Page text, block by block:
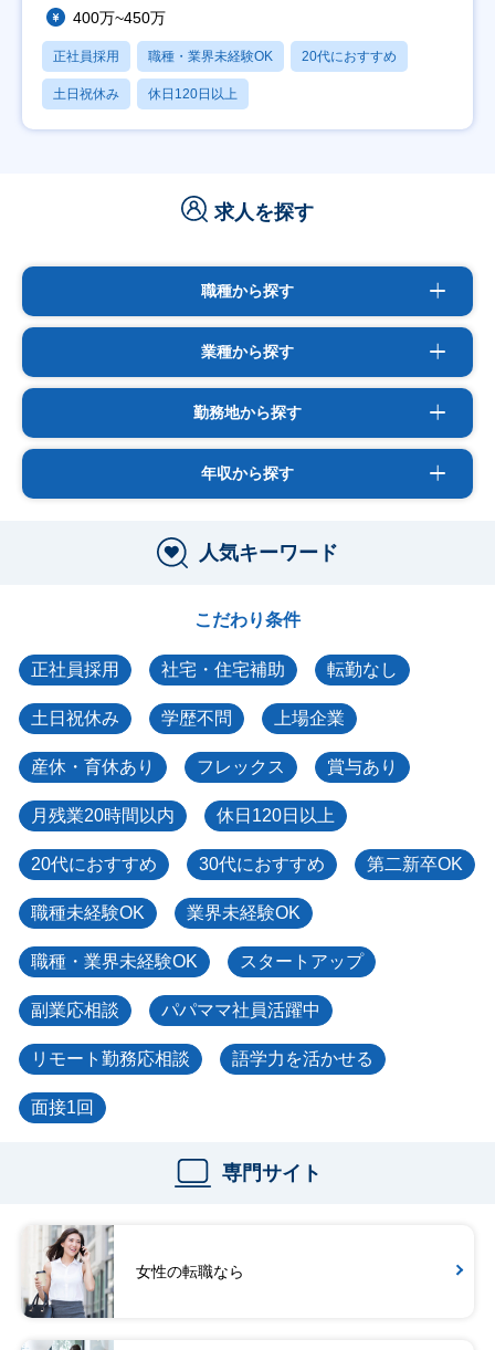
400万~450万
正社員採用 職種・業界未経験OK 20代におすすめ
土日祝休み 休日120日以上
求人を探す
職種から探す
業種から探す
勤務地から探す
年収から探す
人気キーワード
こだわり条件
正社員採用 社宅・住宅補助 転勤なし
土日祝休み 学歴不問 上場企業
産休・育休あり フレックス 賞与あり
月残業20時間以内 休日120日以上
20代におすすめ 30代におすすめ 第二新卒OK
職種未経験OK 業界未経験OK
職種・業界未経験OK スタートアップ
副業応相談 パパママ社員活躍中
リモート勤務応相談 語学力を活かせる
面接1回
専門サイト
女性の転職なら